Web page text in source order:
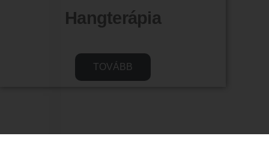
Hangterápia
TOVÁBB